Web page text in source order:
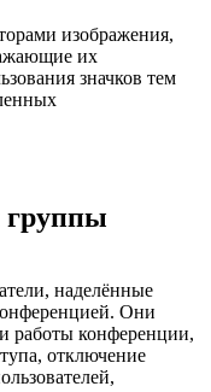
изображения,
их
значков тем
группы
наделённые
Они
работы конференции,
отключение